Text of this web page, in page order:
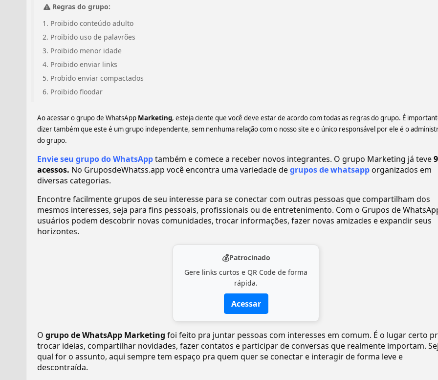
Regras do grupo:
Proibido conteúdo adulto
Proibido uso de palavrões
Proibido menor idade
Proibido enviar links
Probido enviar compactados
Proibido floodar
Ao acessar o grupo de WhatsApp Marketing, esteja ciente que você deve estar de acordo com todas as regras do grupo. É
dizer também que este é um grupo independente, sem nenhuma relação com o nosso site e o único responsável por ele é o
do grupo.
Envie seu grupo do WhatsApptambém e comece a receber novos integrantes. O grupo Marketing já teve
acessos. No GruposdeWhatss.app você encontra uma variedade degrupos de whatsapporganizados em
diversas categorias.
Encontre facilmente grupos de seu interesse para se conectar com outras pessoas que compartilham dos
mesmos interesses, seja para fins pessoais, profissionais ou de entretenimento. Com o Grupos de
usuários podem descobrir novas comunidades, trocar informações, fazer novas amizades e expandir seus
horizontes.
💰Patrocinado
Gere links curtos e QR Code de forma
rápida.
Acessar
O grupo de WhatsApp Marketing foi feito pra juntar pessoas com interesses em comum. É o lugar certo
trocar ideias, compartilhar novidades, fazer contatos e participar de conversas que realmente importam.
qual for o assunto, aqui sempre tem espaço pra quem quer se conectar e interagir de forma leve e
descontraída.